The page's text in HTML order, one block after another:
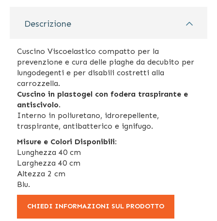
Descrizione
Cuscino Viscoelastico compatto per la
prevenzione e cura delle piaghe da decubito per
lungodegenti e per disabili costretti alla
carrozzella.
Cuscino in plastogel con fodera traspirante e
antiscivolo.
Interno in poliuretano, idrorepellente,
traspirante, antibatterico e ignifugo.
Misure e Colori Disponibili:
Lunghezza 40 cm
Larghezza 40 cm
Altezza 2 cm
Blu.
CHIEDI INFORMAZIONI SUL PRODOTTO